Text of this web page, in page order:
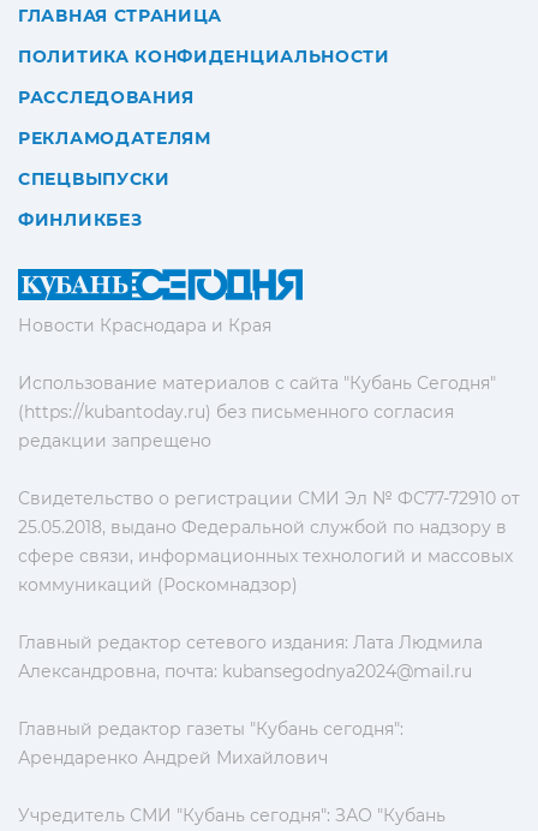
Новости Краснодара и Края
Использование материалов с сайта "Кубань Сегодня"
(https://kubantoday.ru) без письменного согласия
редакции запрещено
Свидетельство о регистрации СМИ Эл № ФС77-72910 от
25.05.2018, выдано Федеральной службой по надзору в
сфере связи, информационных технологий и массовых
коммуникаций (Роскомнадзор)
Главный редактор сетевого издания: Лата Людмила
Александровна, почта: kubansegodnya2024@mail.ru
Главный редактор газеты "Кубань сегодня":
Арендаренко Андрей Михайлович
Учредитель СМИ "Кубань сегодня": ЗАО "Кубань
ГЛАВНАЯ СТРАНИЦА
ПОЛИТИКА КОНФИДЕНЦИАЛЬНОСТИ
РАССЛЕДОВАНИЯ
РЕКЛАМОДАТЕЛЯМ
СПЕЦВЫПУСКИ
ФИНЛИКБЕЗ